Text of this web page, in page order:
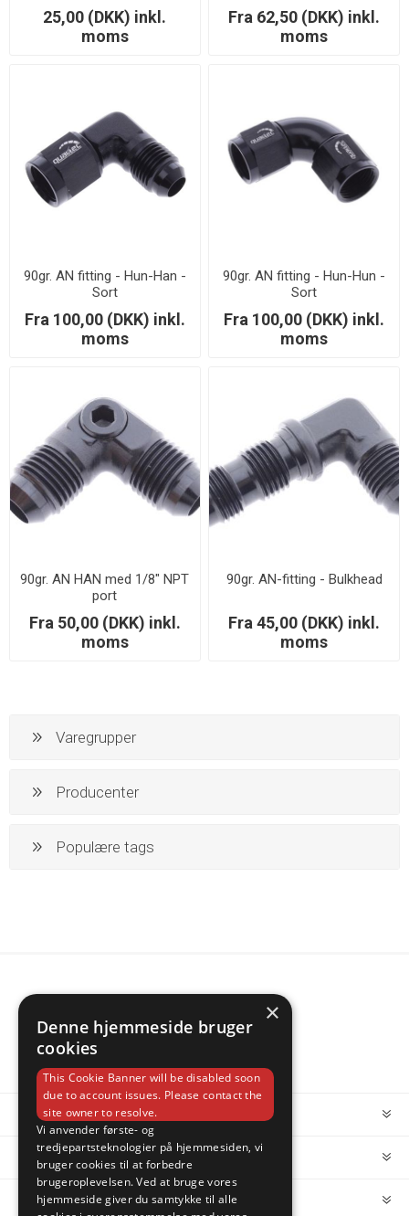
25,00 (DKK) inkl.
moms
Fra 62,50 (DKK) inkl.
moms
90gr. AN fitting - Hun-Han -
Sort
Fra 100,00 (DKK) inkl.
moms
90gr. AN fitting - Hun-Hun -
Sort
Fra 100,00 (DKK) inkl.
moms
90gr. AN HAN med 1/8" NPT
port
Fra 50,00 (DKK) inkl.
moms
90gr. AN-fitting - Bulkhead
Fra 45,00 (DKK) inkl.
moms
Varegrupper
Producenter
Populære tags
MIN KONTO
KUNDESERVICE
×
Denne hjemmeside bruger
cookies
This Cookie Banner will be disabled soon
due to account issues. Please contact the
site owner to resolve.
Vi anvender første- og
tredjepartsteknologier på hjemmesiden, vi
bruger cookies til at forbedre
brugeroplevelsen. Ved at bruge vores
hjemmeside giver du samtykke til alle